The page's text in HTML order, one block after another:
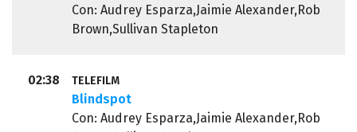
Con: Audrey Esparza,Jaimie Alexander,Rob
Brown,Sullivan Stapleton
02:38 TELEFILM
Blindspot
Con: Audrey Esparza,Jaimie Alexander,Rob